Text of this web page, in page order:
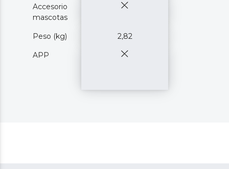
Accesorio
mascotas
Peso (kg) 2,82
APP